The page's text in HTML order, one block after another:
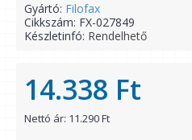
Gyártó: Filofax
Cikkszám: FX-027849
Készletinfó: Rendelhető
14.338 Ft
Nettó ár: 11.290 Ft